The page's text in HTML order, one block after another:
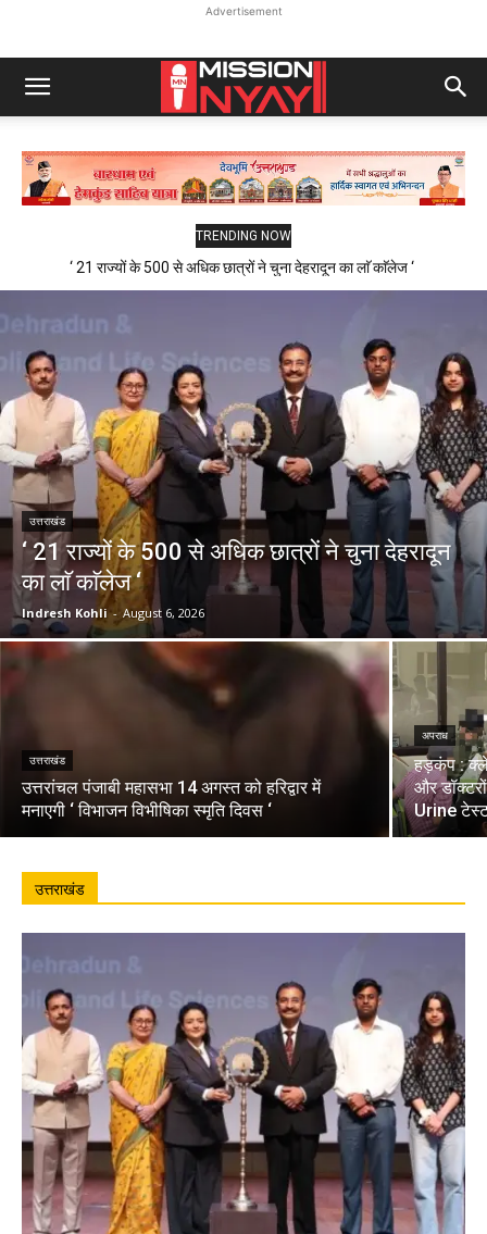
Advertisement
TRENDING NOW
‘ 21 राज्यों के 500 से अधिक छात्रों ने चुना देहरादून का लाॅ काॅलेज ‘
उत्तराखंड
‘ 21 राज्यों के 500 से अधिक छात्रों ने चुना देहरादून
का लाॅ काॅलेज ‘
Indresh Kohli - August 6, 2026
उत्तराखंड
उत्तरांचल पंजाबी महासभा 14 अगस्त को हरिद्वार में
मनाएगी ‘ विभाजन विभीषिका स्मृति दिवस ‘
अपराध
हड़कंप :
और
Urine
उत्तराखंड